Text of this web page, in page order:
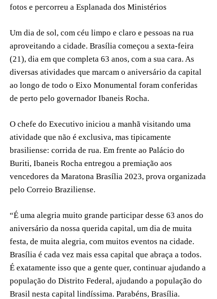
fotos e percorreu a Esplanada dos Ministérios
Um dia de sol, com céu limpo e claro e pessoas na rua
aproveitando a cidade. Brasília começou a sexta-feira
(21), dia em que completa 63 anos, com a sua cara. As
diversas atividades que marcam o aniversário da capital
ao longo de todo o Eixo Monumental foram conferidas
de perto pelo governador Ibaneis Rocha.
O chefe do Executivo iniciou a manhã visitando uma
atividade que não é exclusiva, mas tipicamente
brasiliense: corrida de rua. Em frente ao Palácio do
Buriti, Ibaneis Rocha entregou a premiação aos
vencedores da Maratona Brasília 2023, prova organizada
pelo Correio Braziliense.
“É uma alegria muito grande participar desse 63 anos do
aniversário da nossa querida capital, um dia de muita
festa, de muita alegria, com muitos eventos na cidade.
Brasília é cada vez mais essa capital que abraça a todos.
É exatamente isso que a gente quer, continuar ajudando a
população do Distrito Federal, ajudando a população do
Brasil nesta capital lindíssima. Parabéns, Brasília.